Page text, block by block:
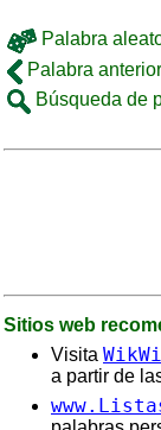
Palabra
Palabra anterior
Búsqueda de
Sitios web
Visita
a partir de